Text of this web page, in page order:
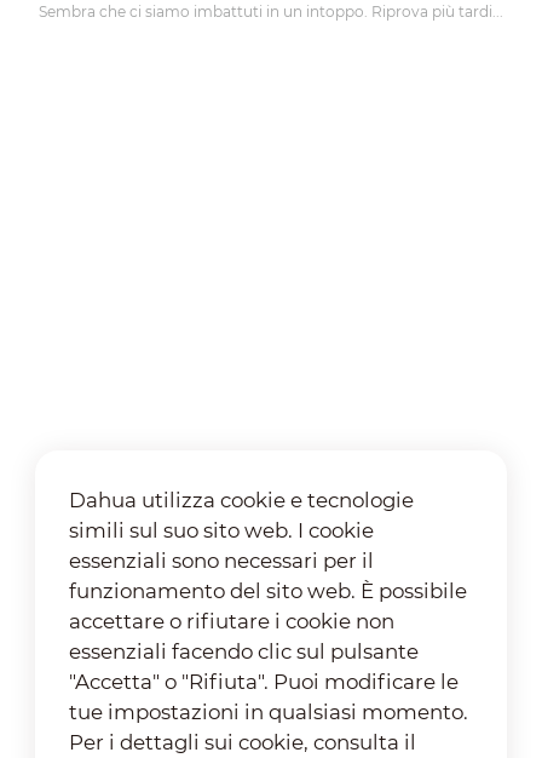
Sembra che ci siamo imbattuti in un intoppo. Riprova più tardi...
Dahua utilizza cookie e tecnologie
simili sul suo sito web. I cookie
essenziali sono necessari per il
funzionamento del sito web. È possibile
accettare o rifiutare i cookie non
essenziali facendo clic sul pulsante
"Accetta" o "Rifiuta". Puoi modificare le
tue impostazioni in qualsiasi momento.
Per i dettagli sui cookie, consulta il